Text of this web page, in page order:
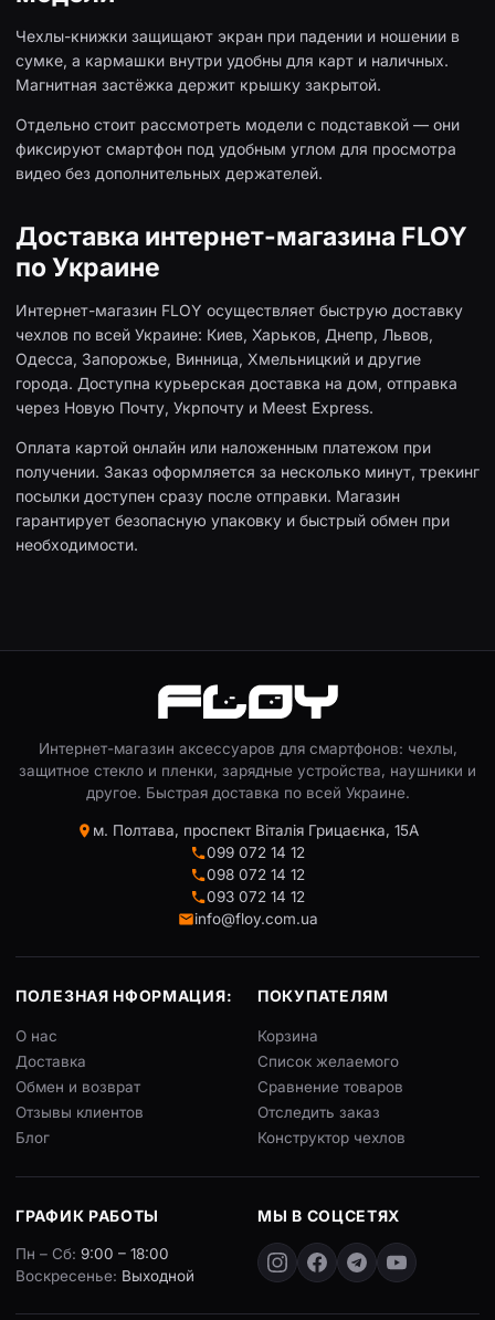
Чехлы-книжки защищают экран при падении и ношении в
сумке, а кармашки внутри удобны для карт и наличных.
Магнитная застёжка держит крышку закрытой.
Отдельно стоит рассмотреть модели с подставкой — они
фиксируют смартфон под удобным углом для просмотра
видео без дополнительных держателей.
Доставка интернет-магазина FLOY
по Украине
Интернет-магазин FLOY осуществляет быструю доставку
чехлов по всей Украине: Киев, Харьков, Днепр, Львов,
Одесса, Запорожье, Винница, Хмельницкий и другие
города. Доступна курьерская доставка на дом, отправка
через Новую Почту, Укрпочту и Meest Express.
Оплата картой онлайн или наложенным платежом при
получении. Заказ оформляется за несколько минут, трекинг
посылки доступен сразу после отправки. Магазин
гарантирует безопасную упаковку и быстрый обмен при
необходимости.
Интернет-магазин аксессуаров для смартфонов: чехлы,
защитное стекло и пленки, зарядные устройства, наушники и
другое. Быстрая доставка по всей Украине.
м. Полтава, проспект Віталія Грицаєнка, 15А
099 072 14 12
098 072 14 12
093 072 14 12
info@floy.com.ua
ПОЛЕЗНАЯ НФОРМАЦИЯ:
О нас
Доставка
Обмен и возврат
Отзывы клиентов
Блог
ПОКУПАТЕЛЯМ
Корзина
Список желаемого
Сравнение товаров
Отследить заказ
Конструктор чехлов
ГРАФИК РАБОТЫ
Пн – Сб: 9:00 – 18:00
Воскресенье: Выходной
МЫ В СОЦСЕТЯХ